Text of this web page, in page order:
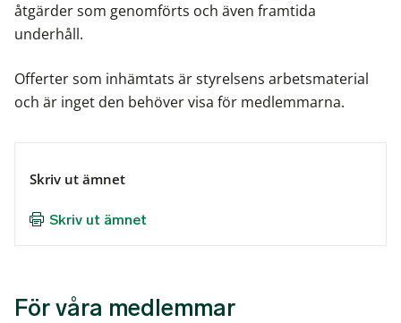
Skriv ut ämnet
Skriv ut ämnet
åtgärder som genomförts och även framtida
underhåll.
Offerter som inhämtats är styrelsens arbetsmaterial
och är inget den behöver visa för medlemmarna.
För våra medlemmar